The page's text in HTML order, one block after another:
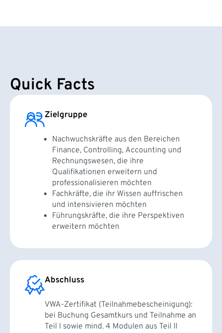
Quick Facts
Zielgruppe
Nachwuchskräfte aus den Bereichen
Finance, Controlling, Accounting und
Rechnungswesen, die ihre
Qualifikationen erweitern und
professionalisieren möchten
Fachkräfte, die ihr Wissen auffrischen
und intensivieren möchten
Führungskräfte, die ihre Perspektiven
erweitern möchten
Abschluss
VWA-Zertifikat (Teilnahmebescheinigung):
bei Buchung Gesamtkurs und Teilnahme an
Teil I sowie mind. 4 Modulen aus Teil II